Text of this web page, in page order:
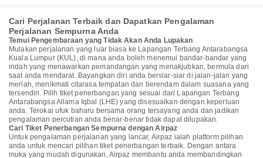
Cari Perjalanan Terbaik dan Dapatkan Pengalaman
Perjalanan Sempurna Anda
Temui Pengembaraan yang Tidak Akan Anda Lupakan
Mulakan perjalanan yang luar biasa ke Lapangan Terbang Antarabangsa
Kuala Lumpur (KUL), di mana anda boleh menemui bandar-bandar yang
indah yang menawarkan pemandangan yang menakjubkan, bermula dari
saat anda mendarat. Bayangkan diri anda bersiar-siar di jalan-jalan yang
meriah, menikmati citarasa tempatan dan berendam dalam suasana yang
tersendiri. Pilih tiket penerbangan yang sesuai dari Lapangan Terbang
Antarabangsa Allama Iqbal (LHE) yang disesuaikan dengan keperluan
anda. Terokai ufuk baharu bersama orang tersayang anda dan jadikan
pengalaman percutian anda benar-benar tidak dapat dilupakan.
Cari Tiket Penerbangan Sempurna dengan Airpaz
Untuk pengalaman perjalanan yang lancar, Airpaz ialah platform pilihan
anda untuk mencari pilihan tiket penerbangan terbaik. Dengan antara
muka yang mudah digunakan, Airpaz membantu anda membandingkan